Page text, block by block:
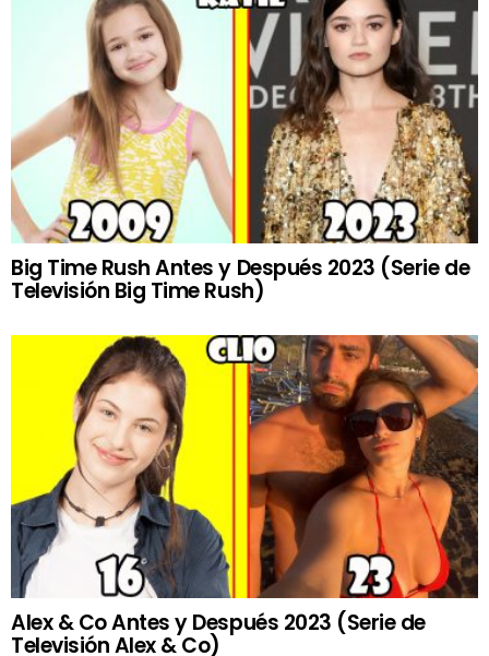
Big Time Rush Antes y Después 2023 (Serie de
Televisión Big Time Rush)
Alex & Co Antes y Después 2023 (Serie de
Televisión Alex & Co)